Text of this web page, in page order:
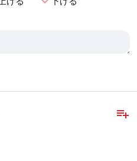
playlist_add